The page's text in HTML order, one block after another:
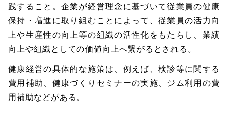
践すること。企業が経営理念に基づいて従業員の健康
保持・増進に取り組むことによって、従業員の活力向
上や生産性の向上等の組織の活性化をもたらし、業績
向上や組織としての価値向上へ繋がるとされる。
健康経営の具体的な施策は、例えば、検診等に関する
費用補助、健康づくりセミナーの実施、ジム利用の費
用補助などがある。